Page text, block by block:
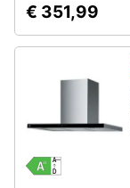
€ 351,99